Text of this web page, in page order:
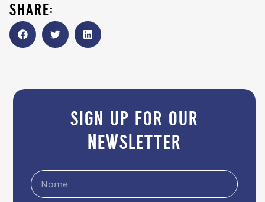
share:
sign up for our
newsletter